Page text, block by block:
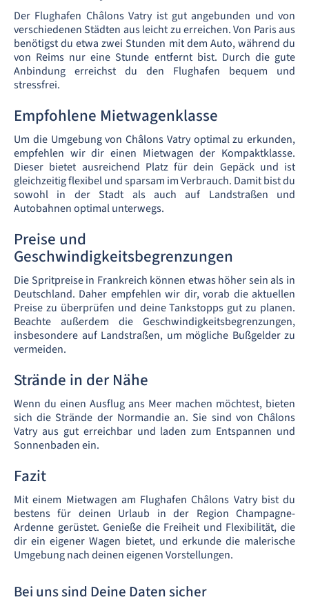
Der Flughafen Châlons Vatry ist gut angebunden und von
verschiedenen Städten aus leicht zu erreichen. Von Paris aus
benötigst du etwa zwei Stunden mit dem Auto, während du
von Reims nur eine Stunde entfernt bist. Durch die gute
Anbindung erreichst du den Flughafen bequem und
stressfrei.
Empfohlene Mietwagenklasse
Um die Umgebung von Châlons Vatry optimal zu erkunden,
empfehlen wir dir einen Mietwagen der Kompaktklasse.
Dieser bietet ausreichend Platz für dein Gepäck und ist
gleichzeitig flexibel und sparsam im Verbrauch. Damit bist du
sowohl in der Stadt als auch auf Landstraßen und
Autobahnen optimal unterwegs.
Preise und
Geschwindigkeitsbegrenzungen
Die Spritpreise in Frankreich können etwas höher sein als in
Deutschland. Daher empfehlen wir dir, vorab die aktuellen
Preise zu überprüfen und deine Tankstopps gut zu planen.
Beachte außerdem die Geschwindigkeitsbegrenzungen,
insbesondere auf Landstraßen, um mögliche Bußgelder zu
vermeiden.
Strände in der Nähe
Wenn du einen Ausflug ans Meer machen möchtest, bieten
sich die Strände der Normandie an. Sie sind von Châlons
Vatry aus gut erreichbar und laden zum Entspannen und
Sonnenbaden ein.
Fazit
Mit einem Mietwagen am Flughafen Châlons Vatry bist du
bestens für deinen Urlaub in der Region Champagne-
Ardenne gerüstet. Genieße die Freiheit und Flexibilität, die
dir ein eigener Wagen bietet, und erkunde die malerische
Umgebung nach deinen eigenen Vorstellungen.
Bei uns sind Deine Daten sicher